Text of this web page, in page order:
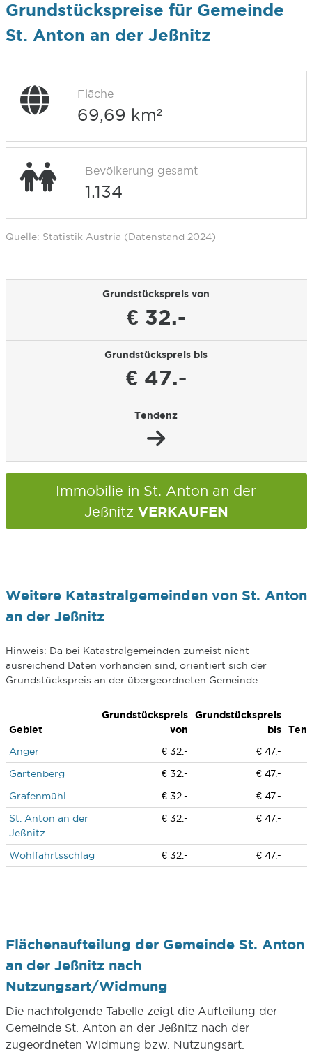
Grundstückspreise für Gemeinde
St. Anton an der Jeßnitz
Fläche
69,69 km²
Bevölkerung gesamt
1.134
Quelle: Statistik Austria (Datenstand 2024)
Grundstückspreis von
€ 32.-
Grundstückspreis bis
€ 47.-
Tendenz
Immobilie in St. Anton an der
Jeßnitz VERKAUFEN
Weitere Katastralgemeinden von St. Anton
an der Jeßnitz
Hinweis: Da bei Katastralgemeinden zumeist nicht
ausreichend Daten vorhanden sind, orientiert sich der
Grundstückspreis an der übergeordneten Gemeinde.
Gebiet
Grundstückspreis
von
Grundstückspreis
bis
Anger
€ 32.-
€ 47.-
Gärtenberg
€ 32.-
€ 47.-
Grafenmühl
€ 32.-
€ 47.-
St. Anton an der
Jeßnitz
€ 32.- € 47.-
Wohlfahrtsschlag € 32.- € 47.-
Flächenaufteilung der Gemeinde St. Anton
an der Jeßnitz nach
Nutzungsart/Widmung
Die nachfolgende Tabelle zeigt die Aufteilung der
Gemeinde St. Anton an der Jeßnitz nach der
zugeordneten Widmung bzw. Nutzungsart.